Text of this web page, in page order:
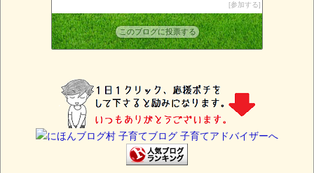
14位 子育て初心者必見！
15位 大崎すみこの「健康子育て応援ブログ」
参加する
このブログに投票する